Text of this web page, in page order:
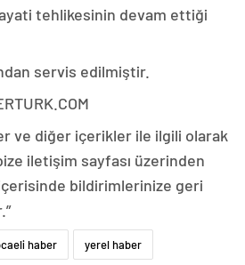
tehlikesinin devam ettiği
servis edilmiştir.
ve diğer içerikler ile ilgili olarak
iletişim sayfası üzerinden
bildirimlerinize geri
haber yerel haber